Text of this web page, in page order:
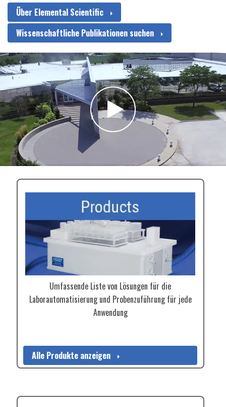
Über Elemental Scientific
Wissenschaftliche Publikationen suchen
ESI-Einführungsvideo abspielen
Umfassende Liste von Lösungen für die
Laborautomatisierung und Probenzuführung für jede
Anwendung
Alle Produkte anzeigen